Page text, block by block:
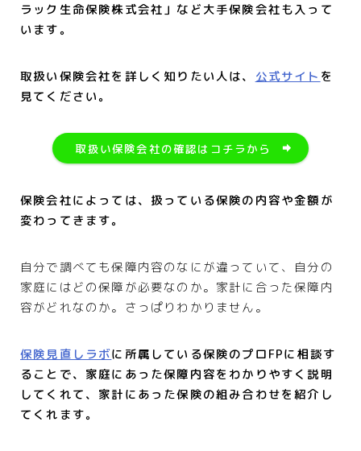
ラック生命保険株式会社」など大手保険会社も入って
います。
取扱い保険会社を詳しく知りたい人は、 公式サイト を
見てください。
取扱い保険会社の確認はコチラから
保険会社によっては、扱っている保険の内容や金額が
変わってきます。
自分で調べても保障内容のなにが違っていて、自分の
家庭にはどの保障が必要なのか。家計に合った保障内
容がどれなのか。さっぱりわかりません。
保険見直しラボに所属している保険のプロFPに相談す
ることで、家庭にあった保障内容をわかりやすく説明
してくれて、家計にあった保険の組み合わせを紹介し
てくれます。